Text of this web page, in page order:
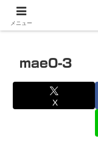
mae0-3
X
メニュー